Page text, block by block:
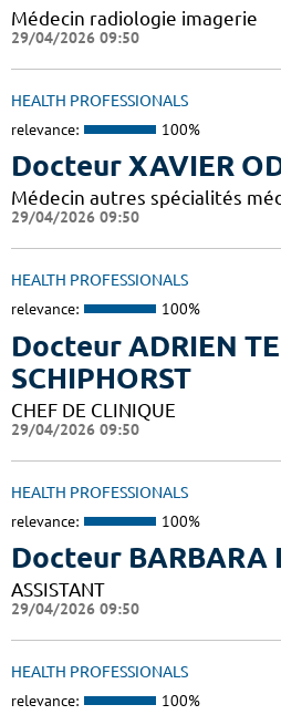
Médecin radiologie imagerie
29/04/2026 09:50
HEALTH PROFESSIONALS
relevance: 100%
Docteur XAVIER
Médecin autres spécialités
29/04/2026 09:50
HEALTH PROFESSIONALS
relevance: 100%
Docteur ADRIEN
SCHIPHORST
CHEF DE CLINIQUE
29/04/2026 09:50
HEALTH PROFESSIONALS
relevance: 100%
Docteur BARBARA
ASSISTANT
29/04/2026 09:50
HEALTH PROFESSIONALS
relevance: 100%